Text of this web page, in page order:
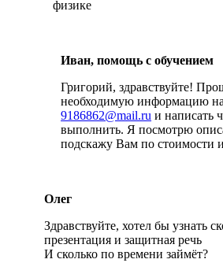
физике
Иван, помощь с обучением
Григорий, здравствуйте!
необходимую информацию
9186862@mail.ru и написать
выполнить. Я посмотрю
подскажу Вам по стоимости
Олег
Здравствуйте, хотел бы узнать
презентация и защитная речь
И сколько по времени займёт?